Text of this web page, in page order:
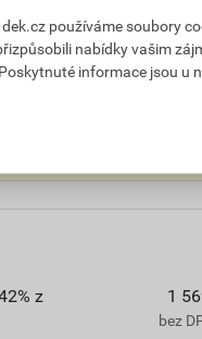
V souladu s
14-ti denní
z
1
bez
používáme soubory
nabídky vašim
informace jsou u